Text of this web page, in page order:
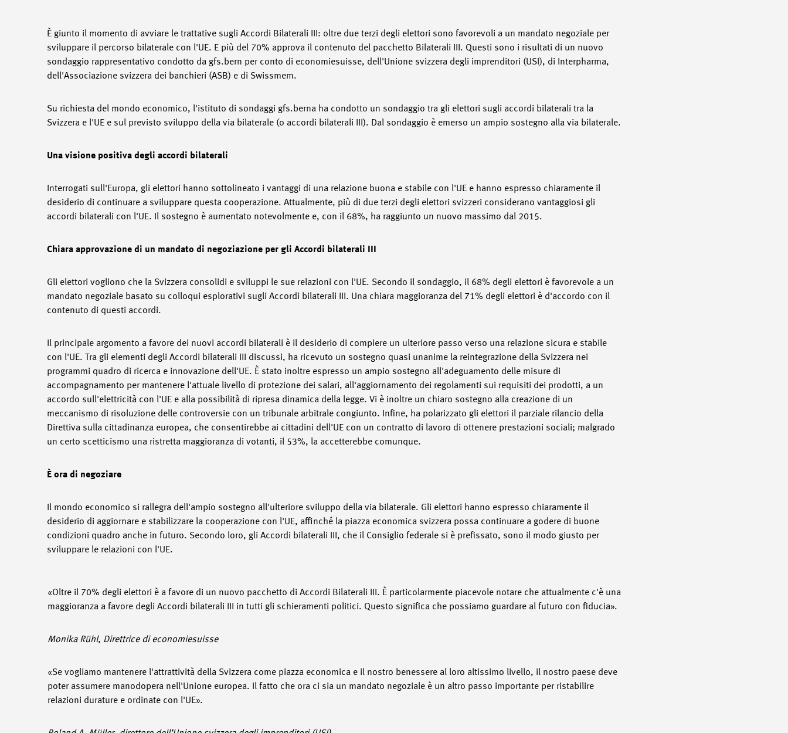
È giunto il momento di avviare le trattative sugli Accordi Bilaterali III: oltre due terzi degli elettori sono favorevoli a un mandato negoziale per
sviluppare il percorso bilaterale con l'UE. E più del 70% approva il contenuto del pacchetto Bilaterali III. Questi sono i risultati di un nuovo
sondaggio rappresentativo condotto da gfs.bern per conto di economiesuisse, dell'Unione svizzera degli imprenditori (USI), di Interpharma,
dell'Associazione svizzera dei banchieri (ASB) e di Swissmem.
Su richiesta del mondo economico, l'istituto di sondaggi gfs.berna ha condotto un sondaggio tra gli elettori sugli accordi bilaterali tra la
Svizzera e l'UE e sul previsto sviluppo della via bilaterale (o accordi bilaterali III). Dal sondaggio è emerso un ampio sostegno alla via bilaterale.
Una visione positiva degli accordi bilaterali
Interrogati sull'Europa, gli elettori hanno sottolineato i vantaggi di una relazione buona e stabile con l'UE e hanno espresso chiaramente il
desiderio di continuare a sviluppare questa cooperazione. Attualmente, più di due terzi degli elettori svizzeri considerano vantaggiosi gli
accordi bilaterali con l'UE. Il sostegno è aumentato notevolmente e, con il 68%, ha raggiunto un nuovo massimo dal 2015.
Chiara approvazione di un mandato di negoziazione per gli Accordi bilaterali III
Gli elettori vogliono che la Svizzera consolidi e sviluppi le sue relazioni con l'UE. Secondo il sondaggio, il 68% degli elettori è favorevole a un
mandato negoziale basato su colloqui esplorativi sugli Accordi bilaterali III. Una chiara maggioranza del 71% degli elettori è d'accordo con il
contenuto di questi accordi.
Il principale argomento a favore dei nuovi accordi bilaterali è il desiderio di compiere un ulteriore passo verso una relazione sicura e stabile
con l'UE. Tra gli elementi degli Accordi bilaterali III discussi, ha ricevuto un sostegno quasi unanime la reintegrazione della Svizzera nei
programmi quadro di ricerca e innovazione dell'UE. È stato inoltre espresso un ampio sostegno all'adeguamento delle misure di
accompagnamento per mantenere l'attuale livello di protezione dei salari, all'aggiornamento dei regolamenti sui requisiti dei prodotti, a un
accordo sull'elettricità con l'UE e alla possibilità di ripresa dinamica della legge. Vi è inoltre un chiaro sostegno alla creazione di un
meccanismo di risoluzione delle controversie con un tribunale arbitrale congiunto. Infine, ha polarizzato gli elettori il parziale rilancio della
Direttiva sulla cittadinanza europea, che consentirebbe ai cittadini dell'UE con un contratto di lavoro di ottenere prestazioni sociali; malgrado
un certo scetticismo una ristretta maggioranza di votanti, il 53%, la accetterebbe comunque.
È ora di negoziare
Il mondo economico si rallegra dell'ampio sostegno all'ulteriore sviluppo della via bilaterale. Gli elettori hanno espresso chiaramente il
desiderio di aggiornare e stabilizzare la cooperazione con l'UE, affinché la piazza economica svizzera possa continuare a godere di buone
condizioni quadro anche in futuro. Secondo loro, gli Accordi bilaterali III, che il Consiglio federale si è prefissato, sono il modo giusto per
sviluppare le relazioni con l'UE.
«Oltre il 70% degli elettori è a favore di un nuovo pacchetto di Accordi Bilaterali III. È particolarmente piacevole notare che attualmente c'è una
maggioranza a favore degli Accordi bilaterali III in tutti gli schieramenti politici. Questo significa che possiamo guardare al futuro con fiducia».
Monika Rühl, Direttrice di economiesuisse
«Se vogliamo mantenere l'attrattività della Svizzera come piazza economica e il nostro benessere al loro altissimo livello, il nostro paese deve
poter assumere manodopera nell'Unione europea. Il fatto che ora ci sia un mandato negoziale è un altro passo importante per ristabilire
relazioni durature e ordinate con l'UE».